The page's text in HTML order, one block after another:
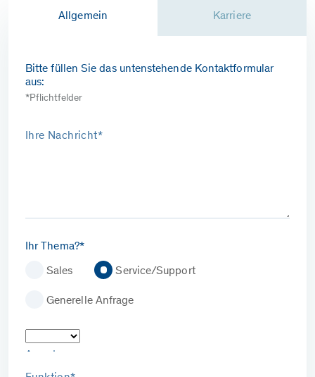
Allgemein Karriere
Bitte füllen Sie das untenstehende Kontaktformular
aus:
*Pflichtfelder
Ihre Nachricht*
Ihr Thema?*
Sales Service/Support
Generelle Anfrage
Anrede